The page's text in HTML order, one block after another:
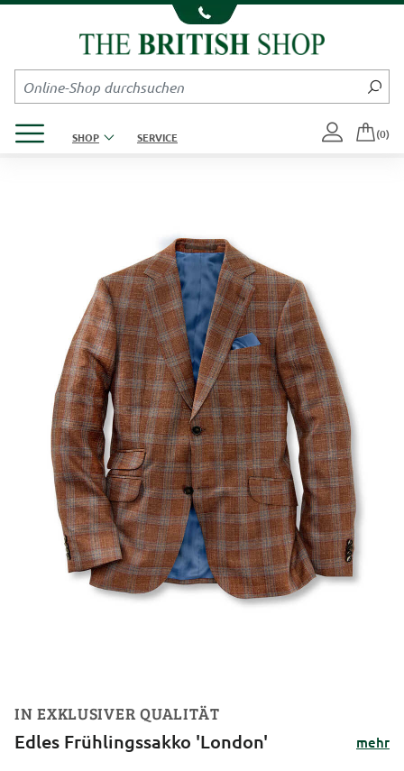
Kompletten Head der Seite überspringen
SHOP SERVICE (0)
IN EXKLUSIVER QUALITÄT
Edles Frühlingssakko 'London'
mehr